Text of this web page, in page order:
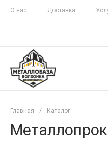
О нас Доставка
Главная / Каталог